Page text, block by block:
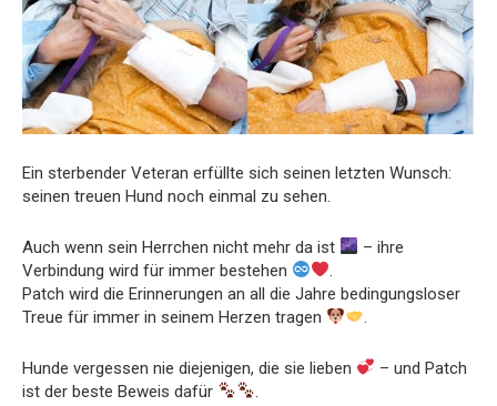
Ein sterbender Veteran erfüllte sich seinen letzten Wunsch:
seinen treuen Hund noch einmal zu sehen.
Auch wenn sein Herrchen nicht mehr da ist
– ihre
Verbindung wird für immer bestehen
.
Patch wird die Erinnerungen an all die Jahre bedingungsloser
Treue für immer in seinem Herzen tragen
.
Hunde vergessen nie diejenigen, die sie lieben
– und Patch
ist der beste Beweis dafür
.